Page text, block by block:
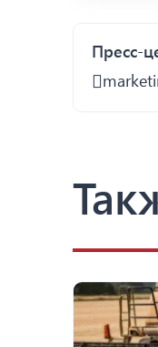
Пресс-